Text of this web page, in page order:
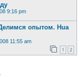
9:16 pm
опытом. Hua
11:55 am
1 2